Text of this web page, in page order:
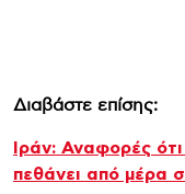
Διαβάστε επίσης:
Ιράν: Αναφορές
πεθάνει από μέρα